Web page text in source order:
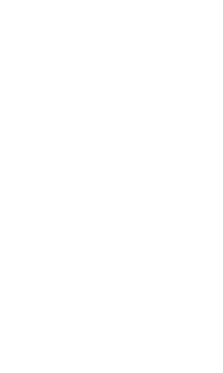
させていただ
承ください。
ご了承くださ
機器販売店・
うお願いしま
にご登録され
の共同利用者
に記載されて
変更すること
1000ppm以下、
ありません。
に未対応品が
1000ppm、
、
ない年数を意
物等」とい
)を取得する
な手段を講じ
れらの製造装
通知します。
取り引きをい
ロン制御